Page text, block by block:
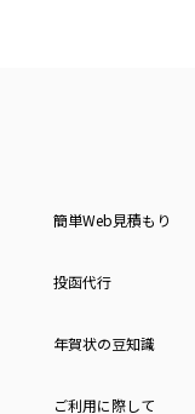
簡単Web見積もり
投函代行
年賀状の豆知識
ご利用に際して